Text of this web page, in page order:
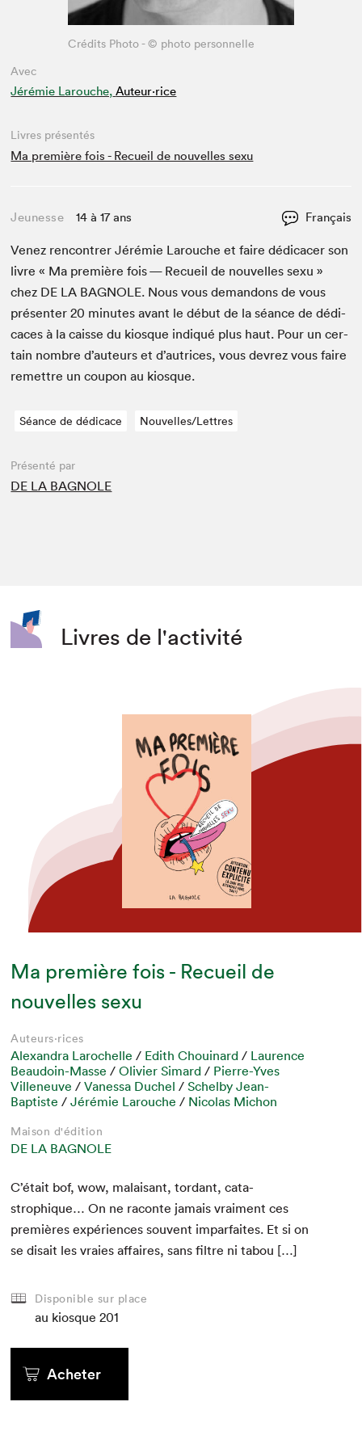
Avec
Jérémie Larouche, Auteur·rice
Crédits Photo - © photo personnelle
Livres présentés
Ma première fois - Recueil de nouvelles sexu
Jeunesse 14 à 17 ans Français
Venez ren­con­tr­er Jérémie Larouche et faire dédi­cac­er son
livre « Ma pre­mière fois — Recueil de nou­velles sexu »
chez DE LA BAG­NOLE. Nous vous deman­dons de vous
présen­ter20 min­utes avant le début de la séance de dédi­
caces à la caisse du kiosque indiqué plus haut. Pour un cer­
tain nom­bre d’auteurs et d’autrices, vous devrez vous faire
remet­tre un coupon au kiosque.
Séance de dédicace Nouvelles/Lettres
Présenté par
DE LA BAGNOLE
Livres de l'activité
Ma première fois - Recueil de
nouvelles sexu
Auteurs·rices
Alexandra Larochelle / Edith Chouinard / Laurence
Beaudoin-Masse /Olivier Simard / Pierre-Yves
Villeneuve /Vanessa Duchel /Schelby Jean-
Baptiste /Jérémie Larouche / Nicolas Michon
Maison d'édition
DE LA BAGNOLE
C’était bof, wow, malaisant, tor­dant, cat­a­
strophique… On ne racon­te jamais vrai­ment ces
pre­mières expéri­ences sou­vent impar­faites. Et si on
se dis­ait les vraies affaires, sans fil­tre ni tabou […]
Disponible sur place
au kiosque 201
Acheter